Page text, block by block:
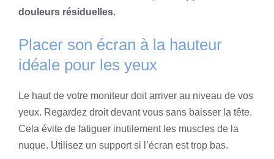
douleurs résiduelles.
Placer son écran à la hauteur
idéale pour les yeux
Le haut de votre moniteur doit arriver au niveau de vos
yeux. Regardez droit devant vous sans baisser la tête.
Cela évite de fatiguer inutilement les muscles de la
nuque. Utilisez un support si l’écran est trop bas.